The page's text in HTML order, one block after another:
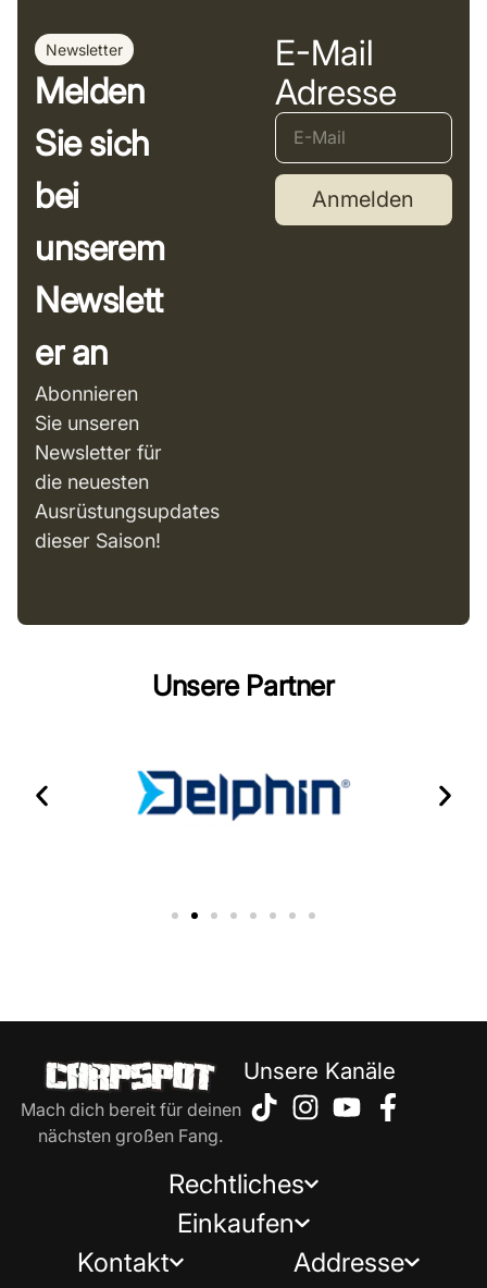
Newsletter
Melden
Sie sich
bei
unserem
Newslett
er an
Abonnieren
Sie unseren
Newsletter für
die neuesten
Ausrüstungsupdates
dieser Saison!
E-Mail
Adresse
Anmelden
Unsere Partner
Mach dich bereit für deinen
nächsten großen Fang.
Unsere Kanäle
Rechtliches
Einkaufen
Kontakt
Addresse